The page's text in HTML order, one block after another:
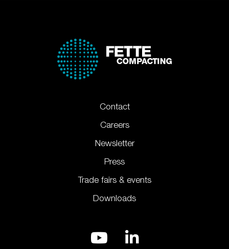
Contact
Careers
Newsletter
Press
Trade fairs & events
Downloads